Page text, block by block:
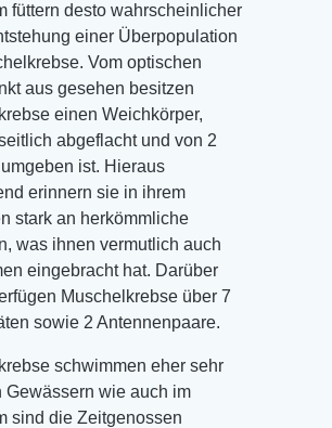
füttern desto wahrscheinlicher
einer Überpopulation
Vom optischen
aus gesehen besitzen
einen Weichkörper,
abgeflacht und von 2
ist. Hieraus
erinnern sie in ihrem
stark an herkömmliche
was ihnen vermutlich auch
eingebracht hat. Darüber
Muschelkrebse über 7
sowie 2 Antennenpaare.
schwimmen eher sehr
Gewässern wie auch im
sind die Zeitgenossen